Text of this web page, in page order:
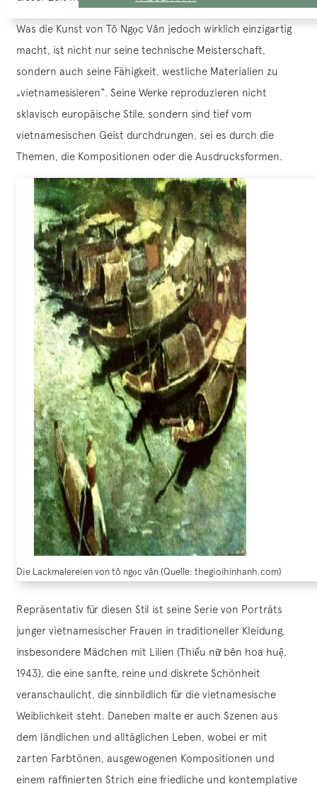
Was die Kunst von Tô Ngọc Vân jedoch wirklich einzigartig
macht, ist nicht nur seine technische Meisterschaft,
sondern auch seine Fähigkeit, westliche Materialien zu
„vietnamesisieren“. Seine Werke reproduzieren nicht
sklavisch europäische Stile, sondern sind tief vom
vietnamesischen Geist durchdrungen, sei es durch die
Themen, die Kompositionen oder die Ausdrucksformen.
Die Lackmalereien von tô ngọc vân (Quelle: thegioihinhanh.com)
Repräsentativ für diesen Stil ist seine Serie von Porträts
junger vietnamesischer Frauen in traditioneller Kleidung,
insbesondere Mädchen mit Lilien (Thiếu nữ bên hoa huệ,
1943), die eine sanfte, reine und diskrete Schönheit
veranschaulicht, die sinnbildlich für die vietnamesische
Weiblichkeit steht. Daneben malte er auch Szenen aus
dem ländlichen und alltäglichen Leben, wobei er mit
zarten Farbtönen, ausgewogenen Kompositionen und
einem raffinierten Strich eine friedliche und kontemplative